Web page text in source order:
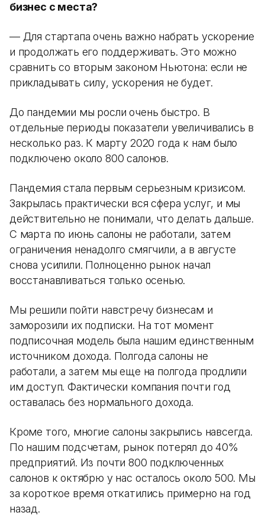
бизнес с места?
— Для стартапа очень важно набрать ускорение
и продолжать его поддерживать. Это можно
сравнить со вторым законом Ньютона: если не
прикладывать силу, ускорения не будет.
До пандемии мы росли очень быстро. В
отдельные периоды показатели увеличивались в
несколько раз. К марту 2020 года к нам было
подключено около 800 салонов.
Пандемия стала первым серьезным кризисом.
Закрылась практически вся сфера услуг, и мы
действительно не понимали, что делать дальше.
С марта по июнь салоны не работали, затем
ограничения ненадолго смягчили, а в августе
снова усилили. Полноценно рынок начал
восстанавливаться только осенью.
Мы решили пойти навстречу бизнесам и
заморозили их подписки. На тот момент
подписочная модель была нашим единственным
источником дохода. Полгода салоны не
работали, а затем мы еще на полгода продлили
им доступ. Фактически компания почти год
оставалась без нормального дохода.
Кроме того, многие салоны закрылись навсегда.
По нашим подсчетам, рынок потерял до 40%
предприятий. Из почти 800 подключенных
салонов к октябрю у нас осталось около 500. Мы
за короткое время откатились примерно на год
назад.